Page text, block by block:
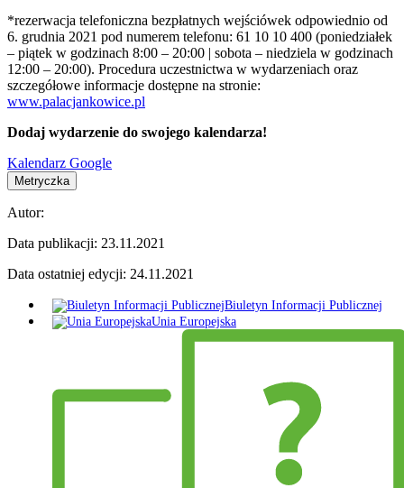
*rezerwacja telefoniczna bezpłatnych wejściówek odpowiednio od
6. grudnia 2021 pod numerem telefonu: 61 10 10 400 (poniedziałek
– piątek w godzinach 8:00 – 20:00 | sobota – niedziela w godzinach
12:00 – 20:00). Procedura uczestnictwa w wydarzeniach oraz
szczegółowe informacje dostępne na stronie:
www.palacjankowice.pl
Dodaj wydarzenie do swojego kalendarza!
Kalendarz Google
Metryczka
Autor:
Data publikacji: 23.11.2021
Data ostatniej edycji: 24.11.2021
Biuletyn Informacji Publicznej
Unia Europejska